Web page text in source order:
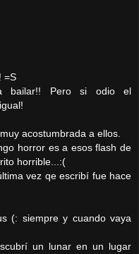
=S
bailar!! Pero si odio el
acostumbrada a ellos.
horror es a esos flash de
horrible...:(
vez qe escribí fue hace
(: siempre y cuando vaya
un lunar en un lugar